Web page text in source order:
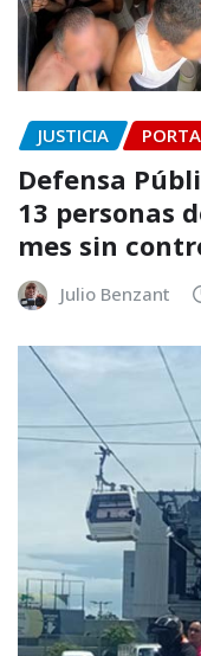
JUSTICIA
Defensa
13 personas
mes sin
Julio Benzant